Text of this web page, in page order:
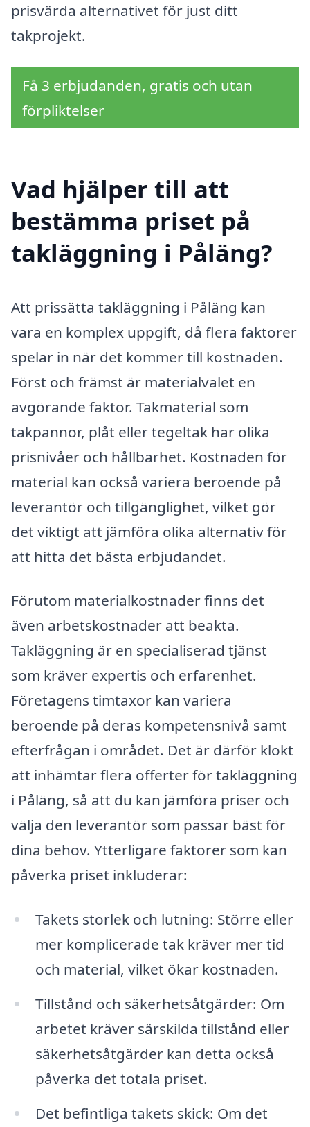
prisvärda alternativet för just ditt
takprojekt.
Få 3 erbjudanden, gratis och utan
förpliktelser
Vad hjälper till att
bestämma priset på
takläggning i Påläng?
Att prissätta takläggning i Påläng kan
vara en komplex uppgift, då flera faktorer
spelar in när det kommer till kostnaden.
Först och främst är materialvalet en
avgörande faktor. Takmaterial som
takpannor, plåt eller tegeltak har olika
prisnivåer och hållbarhet. Kostnaden för
material kan också variera beroende på
leverantör och tillgänglighet, vilket gör
det viktigt att jämföra olika alternativ för
att hitta det bästa erbjudandet.
Förutom materialkostnader finns det
även arbetskostnader att beakta.
Takläggning är en specialiserad tjänst
som kräver expertis och erfarenhet.
Företagens timtaxor kan variera
beroende på deras kompetensnivå samt
efterfrågan i området. Det är därför klokt
att inhämtar flera offerter för takläggning
i Påläng, så att du kan jämföra priser och
välja den leverantör som passar bäst för
dina behov. Ytterligare faktorer som kan
påverka priset inkluderar:
Takets storlek och lutning: Större eller
mer komplicerade tak kräver mer tid
och material, vilket ökar kostnaden.
Tillstånd och säkerhetsåtgärder: Om
arbetet kräver särskilda tillstånd eller
säkerhetsåtgärder kan detta också
påverka det totala priset.
Det befintliga takets skick: Om det